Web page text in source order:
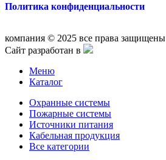
Политика конфиденциальности
компания © 2025 все права защищены
Сайт разработан в
Меню
Каталог
Охранные системы
Пожарные системы
Источники питания
Кабельная продукция
Все категории